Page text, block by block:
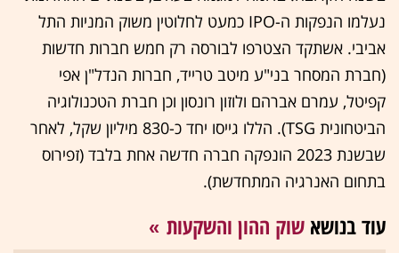
נעלמו הנפקות ה-IPO כמעט לחלוטין משוק המניות התל
אביבי. אשתקד הצטרפו לבורסה רק חמש חברות חדשות
(חברת המסחר בני"ע מיטב טרייד, חברות הנדל"ן אפי
קפיטל, עמרם אברהם ולוזון רונסון וכן חברת הטכנולוגיה
הביטחונית TSG). הללו גייסו יחד כ-830 מיליון שקל, לאחר
שבשנת 2023 הונפקה חברה חדשה אחת בלבד (זפירוס
בתחום האנרגיה המתחדשת).
עוד בנושא שוק ההון והשקעות